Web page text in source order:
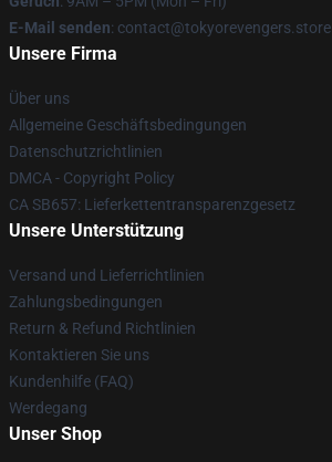
E-Mail senden: contact@tokyorevengers.store
Unsere Firma
Über uns
Allgemeine Geschäftsbedingungen
Datenschutzrichtlinien
DMCA - Copyright Policy
CA SB657: Lieferkettentransparenzgesetz
Unsere Unterstützung
Versand und Lieferrichtlinien
Zahlungsbedingungen
Return & Refund Richtlinien
Kontaktieren Sie uns
Kundenhilfe (FAQ)
Werdegang
Unser Shop